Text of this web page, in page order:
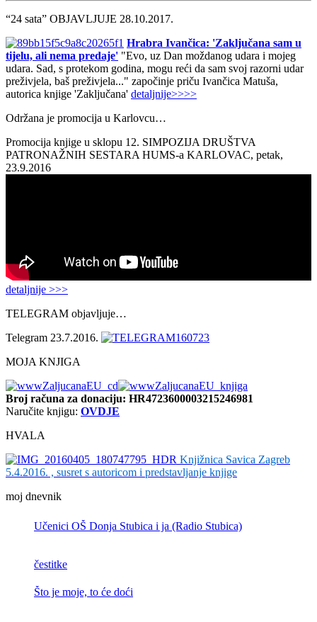
“24 sata” OBJAVLJUJE 28.10.2017.
Hrabra Ivančica: 'Zaključana sam u
tijelu, ali nema predaje' "Evo, uz Dan moždanog udara i mojeg
udara. Sad, s protekom godina, mogu reći da sam svoj razorni udar
preživjela, baš preživjela..." započinje priču Ivančica Matuša,
autorica knjige 'Zaključana' detaljnije>>>>
Održana je promocija u Karlovcu…
Promocija knjige u sklopu 12. SIMPOZIJA DRUŠTVA
PATRONAŽNIH SESTARA HUMS-a KARLOVAC, petak,
23.9.2016
detaljnije >>>
TELEGRAM objavljuje…
Telegram 23.7.2016.
MOJA KNJIGA
Broj računa za donaciju: HR4723600003215246981
Naručite knjigu: OVDJE
HVALA
Knjižnica Savica Zagreb
5.4.2016. , susret s autoricom i predstavljanje knjige
moj dnevnik
Učenici OŠ Donja Stubica i ja (Radio Stubica)
čestitke
Što je moje, to će doći